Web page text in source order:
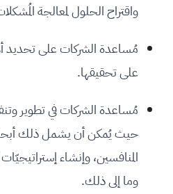
واقتراح الحلول لمعالجة
مُساعدة الشركات على
على تحقيقها.
مُساعدة الشركات في تطوير
حيث يُمكن أن يشمل ذلك
المنافسين، وإنشاء
وما إلى ذلك.